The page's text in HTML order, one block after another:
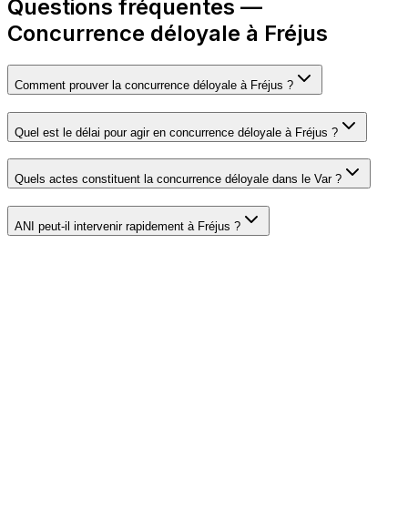
Questions fréquentes —
Concurrence déloyale à Fréjus
Comment prouver la concurrence déloyale à Fréjus ?
Quel est le délai pour agir en concurrence déloyale à Fréjus ?
Quels actes constituent la concurrence déloyale dans le Var ?
ANI peut-il intervenir rapidement à Fréjus ?